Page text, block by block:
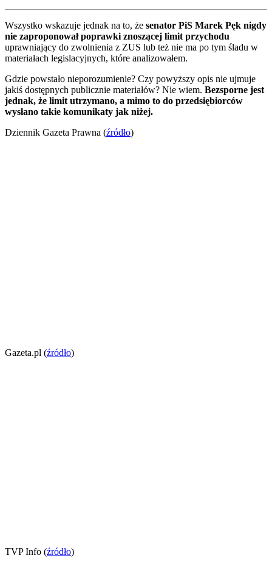
Wszystko wskazuje jednak na to, że senator PiS Marek Pęk nigdy
nie zaproponował poprawki znoszącej limit przychodu
uprawniający do zwolnienia z ZUS lub też nie ma po tym śladu w
materiałach legislacyjnych, które analizowałem.
Gdzie powstało nieporozumienie? Czy powyższy opis nie ujmuje
jakiś dostępnych publicznie materiałów? Nie wiem. Bezsporne jest
jednak, że limit utrzymano, a mimo to do przedsiębiorców
wysłano takie komunikaty jak niżej.
Dziennik Gazeta Prawna (źródło)
Gazeta.pl (źródło)
TVP Info (źródło)